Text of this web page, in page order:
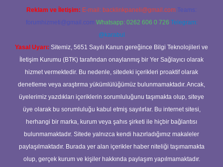
Reklam ve İletişim: E-mail: backlinkpaneli@gmail.com Teams:
forumhizmeti@gmail.com Whatsapp: 0262 606 0 726 Telegram:
@karabul
Yasal Uyarı: Sitemiz, 5651 Sayılı Kanun gereğince Bilgi Teknolojileri ve
İletişim Kurumu (BTK) tarafından onaylanmış bir Yer Sağlayıcı olarak
hizmet vermektedir. Bu nedenle, sitedeki içerikleri proaktif olarak
denetleme veya araştırma yükümlülüğümüz bulunmamaktadır. Ancak,
üyelerimiz yazdıkları içeriklerin sorumluluğunu taşımakta olup, siteye
üye olarak bu sorumluluğu kabul etmiş sayılırlar. Bu internet sitesi,
herhangi bir marka, kurum veya şahıs şirketi ile hiçbir bağlantısı
bulunmamaktadır. Sitede yalnızca kendi hazırladığımız makaleler
paylaşılmaktadır. Burada yer alan içerikler haber niteliği taşımamakta
olup, gerçek kurum ve kişiler hakkında paylaşım yapılmamaktadır.